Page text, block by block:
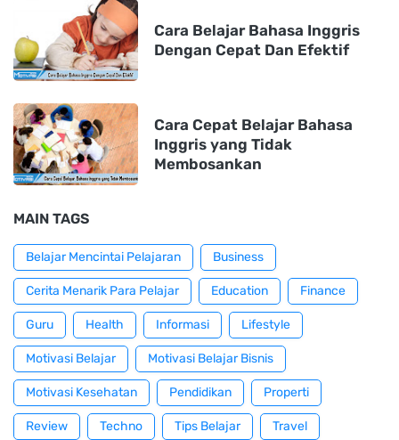
Cara Belajar Bahasa Inggris
Dengan Cepat Dan Efektif
Cara Cepat Belajar Bahasa
Inggris yang Tidak
Membosankan
MAIN TAGS
Belajar Mencintai Pelajaran Business
Cerita Menarik Para Pelajar Education Finance
Guru Health Informasi Lifestyle
Motivasi Belajar Motivasi Belajar Bisnis
Motivasi Kesehatan Pendidikan Properti
Review Techno Tips Belajar Travel